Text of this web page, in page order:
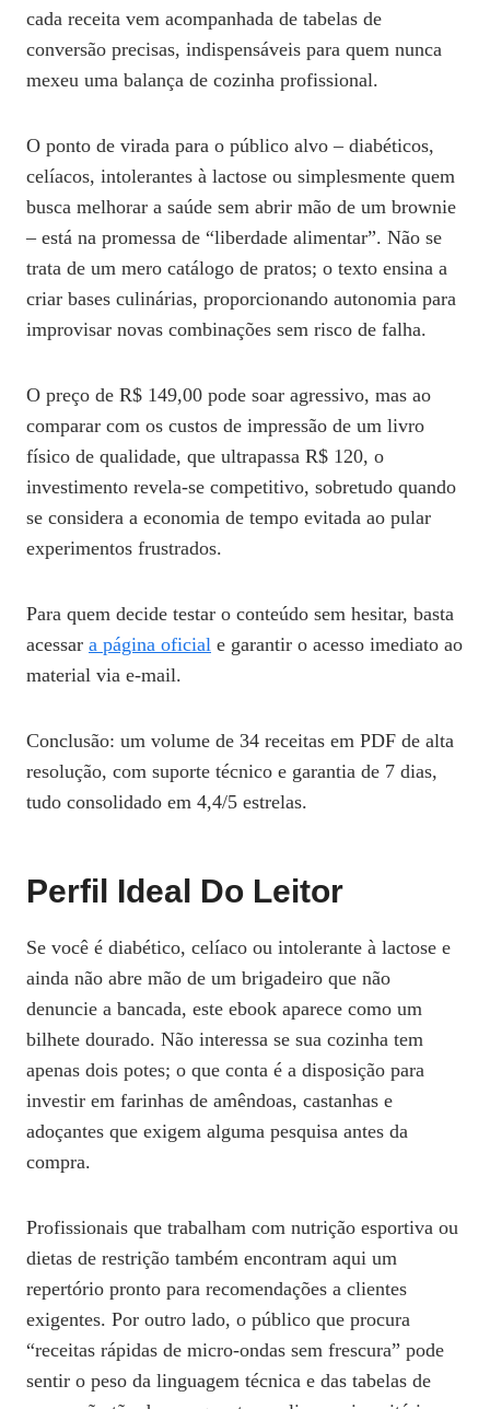
cada receita vem acompanhada de tabelas de
conversão precisas, indispensáveis para quem nunca
mexeu uma balança de cozinha profissional.
O ponto de virada para o público alvo – diabéticos,
celíacos, intolerantes à lactose ou simplesmente quem
busca melhorar a saúde sem abrir mão de um brownie
– está na promessa de “liberdade alimentar”. Não se
trata de um mero catálogo de pratos; o texto ensina a
criar bases culinárias, proporcionando autonomia para
improvisar novas combinações sem risco de falha.
O preço de R$ 149,00 pode soar agressivo, mas ao
comparar com os custos de impressão de um livro
físico de qualidade, que ultrapassa R$ 120, o
investimento revela-se competitivo, sobretudo quando
se considera a economia de tempo evitada ao pular
experimentos frustrados.
Para quem decide testar o conteúdo sem hesitar, basta
acessar a página oficial e garantir o acesso imediato ao
material via e‑mail.
Conclusão: um volume de 34 receitas em PDF de alta
resolução, com suporte técnico e garantia de 7 dias,
tudo consolidado em 4,4/5 estrelas.
Perfil Ideal Do Leitor
Se você é diabético, celíaco ou intolerante à lactose e
ainda não abre mão de um brigadeiro que não
denuncie a bancada, este ebook aparece como um
bilhete dourado. Não interessa se sua cozinha tem
apenas dois potes; o que conta é a disposição para
investir em farinhas de amêndoas, castanhas e
adoçantes que exigem alguma pesquisa antes da
compra.
Profissionais que trabalham com nutrição esportiva ou
dietas de restrição também encontram aqui um
repertório pronto para recomendações a clientes
exigentes. Por outro lado, o público que procura
“receitas rápidas de micro‑ondas sem frescura” pode
sentir o peso da linguagem técnica e das tabelas de